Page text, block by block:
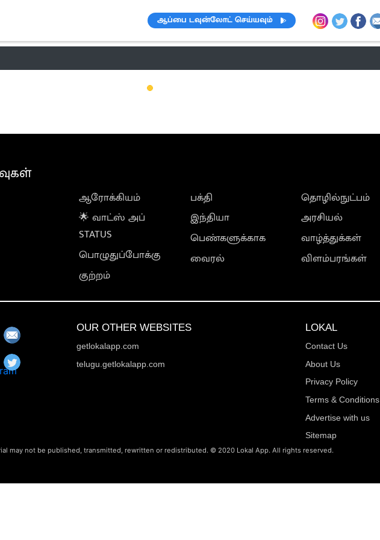
ஆப்பை டவுன்லோட் செய்யவும்
ஆரோக்கியம்
🌟 வாட்ஸ் அப்
STATUS
பொழுதுப்போக்கு
குற்றம்
பக்தி
இந்தியா
பெண்களுக்காக
வைரல்
தொழில்நுட்பம்
அரசியல்
வாழ்த்துக்கள்
விளம்பரங்கள்
OUR OTHER WEBSITES
getlokalapp.com
telugu.getlokalapp.com
LOKAL
Contact Us
About Us
Privacy Policy
Terms & Conditions
Advertise with us
Sitemap
may not be published, transmitted, rewritten or redistributed. © 2020 Lokal App. All rights reserved.